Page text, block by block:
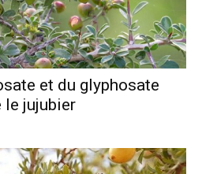
et du glyphosate
le jujubier